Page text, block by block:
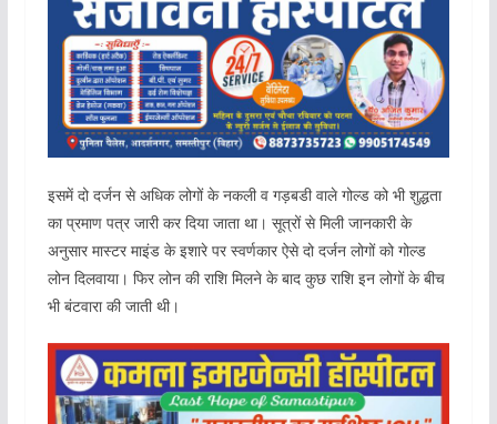
इसमें दो दर्जन से अधिक लोगों के नकली व गड़बडी वाले गोल्ड को भी शुद्धता
का प्रमाण पत्र जारी कर दिया जाता था। सूत्रों से मिली जानकारी के
अनुसार मास्टर माइंड के इशारे पर स्वर्णकार ऐसे दो दर्जन लोगों को गोल्ड
लोन दिलवाया। फिर लोन की राशि मिलने के बाद कुछ राशि इन लोगों के बीच
भी बंटवारा की जाती थी।